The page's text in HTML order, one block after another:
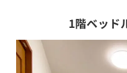
1階ベッド